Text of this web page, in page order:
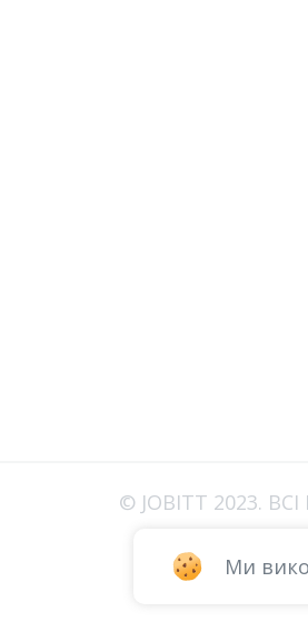
© JOBITT 2023.
Ми